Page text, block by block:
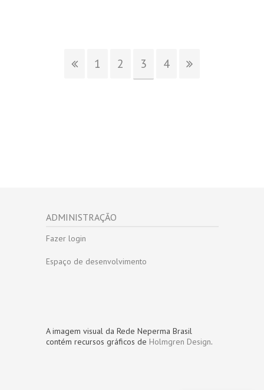
1 2 3 4
ADMINISTRAÇÃO
Fazer login
Espaço de desenvolvimento
A imagem visual da Rede Neperma Brasil
contém recursos gráficos de Holmgren Design.